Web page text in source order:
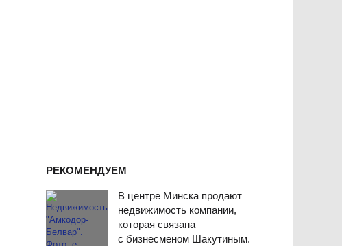
РЕКОМЕНДУЕМ
В центре Минска продают
недвижимость компании,
которая связана
с бизнесменом Шакутиным.